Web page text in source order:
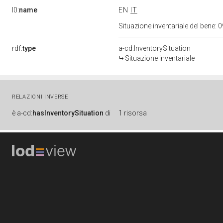
l0:name EN
IT
Situazione inventariale del bene:
rdf:type
a-cd:InventorySituation
Situazione inventariale
RELAZIONI INVERSE
è a-cd:hasInventorySituation di 1 risorsa